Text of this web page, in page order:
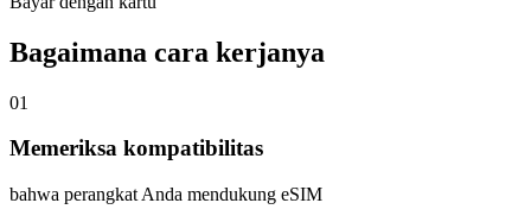
Bagaimana cara kerjanya
01
Memeriksa kompatibilitas
bahwa perangkat Anda mendukung eSIM